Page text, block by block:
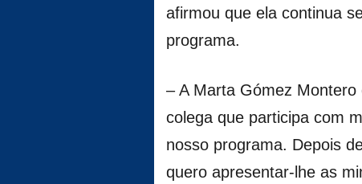
afirmou que ela continua
programa.
– A Marta Gómez
colega que participa com
nosso programa. Depois
quero apresentar-lhe as